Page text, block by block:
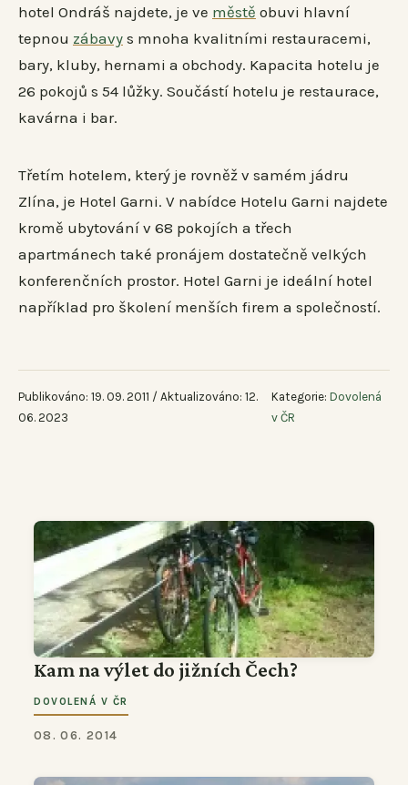
hotel Ondráš najdete, je ve městě obuvi hlavní
tepnou zábavy s mnoha kvalitními restauracemi,
bary, kluby, hernami a obchody. Kapacita hotelu je
26 pokojů s 54 lůžky. Součástí hotelu je restaurace,
kavárna i bar.
Třetím hotelem, který je rovněž v samém jádru
Zlína, je Hotel Garni. V nabídce Hotelu Garni najdete
kromě ubytování v 68 pokojích a třech
apartmánech také pronájem dostatečně velkých
konferenčních prostor. Hotel Garni je ideální hotel
například pro školení menších firem a společností.
Publikováno: 19. 09. 2011 / Aktualizováno: 12.
06. 2023
Kategorie:Dovolená
v ČR
Kam na výlet do jižních Čech?
DOVOLENÁ V ČR
08. 06. 2014